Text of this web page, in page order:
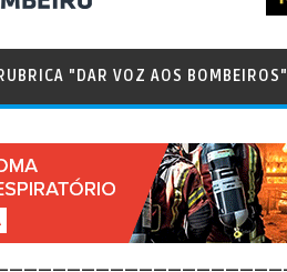
"DAR VOZ AOS BOMBEIROS"